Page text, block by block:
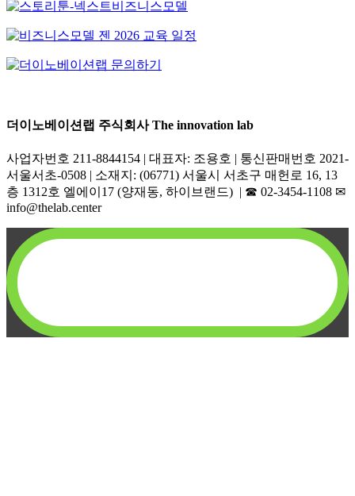
더이노베이션랩 주식회사 The innovation lab
사업자번호 211-8844154 | 대표자: 조용호 | 통신판매번호 2021-
서울서초-0508 | 소재지: (06771) 서울시 서초구 매헌로 16, 13
층 1312호 엘에이17 (양재동, 하이브랜드) | ☎︎ 02-3454-1108 ✉︎
info@thelab.center